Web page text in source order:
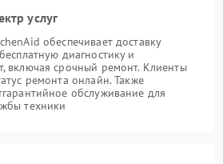
услуг
обеспечивает доставку
диагностику и
включая срочный ремонт. Клиенты
ремонта онлайн. Также
обслуживание для
техники